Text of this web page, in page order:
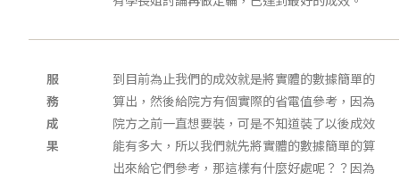
服
務
成
果
到目前為止我們的成效就是將實體的數據簡單的
算出，然後給院方有個實際的省電值參考，因為
院方之前一直想要裝，可是不知道裝了以後成效
能有多大，所以我們就先將實體的數據簡單的算
出來給它們參考，那這樣有什麼好處呢？？因為